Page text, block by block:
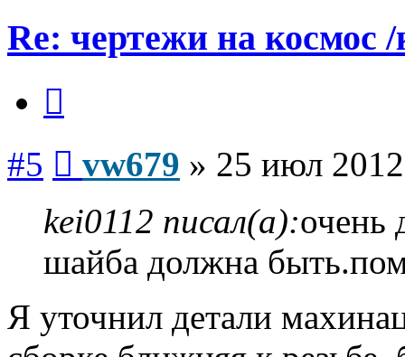
Re: чертежи на космос
#5 vw679 » 25 июл
kei0112 писал(а):очень
шайба должна
Я уточнил детали